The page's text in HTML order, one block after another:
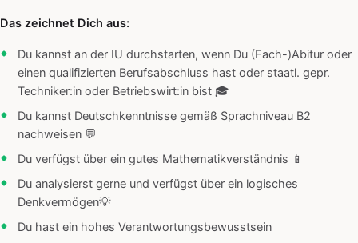
Das zeichnet Dich aus:
Du kannst an der IU durchstarten, wenn Du (Fach-)Abitur oder
einen qualifizierten Berufsabschluss hast oder staatl. gepr.
Techniker:in oder Betriebswirt:in bist 🎓
Du kannst Deutschkenntnisse gemäß Sprachniveau B2
nachweisen 💬
Du verfügst über ein gutes Mathematikverständnis 📱
Du analysierst gerne und verfügst über ein logisches
Denkvermögen💡
Du hast ein hohes Verantwortungsbewusstsein